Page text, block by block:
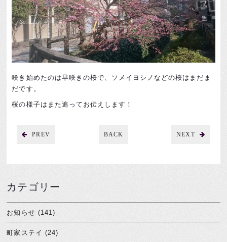
咲き始めたのは早咲きの桜で、ソメイヨシノなどの桜はまだま
だです。
桜の様子はまた追ってお伝えします！
NEXT
BACK
PREV
カテゴリー
お知らせ (141)
町家ステイ (24)